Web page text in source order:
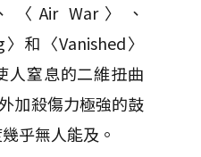
〈Air War〉、
和〈Vanished〉
人窒息的二維扭曲
加殺傷力極強的鼓
乎無人能及。